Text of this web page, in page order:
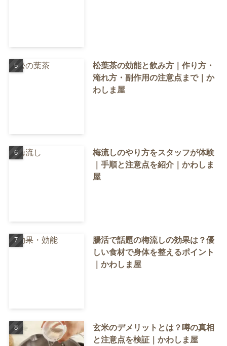
松葉茶の効能と飲み方｜作り方・
淹れ方・副作用の注意点まで｜か
わしま屋
梅流しのやり方をスタッフが体験
｜手順と注意点を紹介｜かわしま
屋
腸活で話題の梅流しの効果は？優
しい食材で身体を整えるポイント
｜かわしま屋
玄米のデメリットとは？噂の真相
と注意点を検証｜かわしま屋